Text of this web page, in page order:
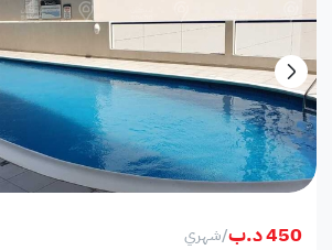
450 د.ب /شهري